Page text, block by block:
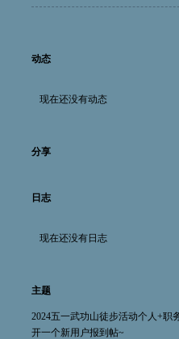
动态
现在还没有动态
分享
日志
现在还没有日志
主题
2024五一武功山徒步活动个人+职
开一个新用户报到帖~